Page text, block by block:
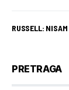
RUSSELL:
PRETRAGA